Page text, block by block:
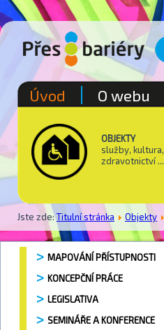
OBJEKTY
služby, kultura,
zdravotnictví ...
Jste zde:Titulní stránka Objekty
Úvod O webu
MAPOVÁNÍ PŘÍSTUPNOSTI
KONCEPČNÍ PRÁCE
LEGISLATIVA
SEMINÁŘE A KONFERENCE